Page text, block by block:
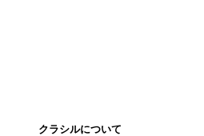
クラシルについて